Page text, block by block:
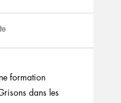
formation
dans les